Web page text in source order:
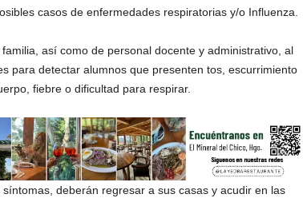
casos de enfermedades respiratorias y/o Influenza.
así como de personal docente y administrativo, al
para detectar alumnos que presenten tos, escurrimiento
fiebre o dificultad para respirar.
deberán regresar a sus casas y acudir en las